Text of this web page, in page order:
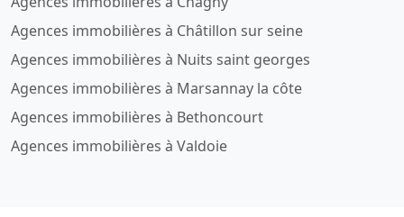
Agences immobilières à Châtillon sur seine
Agences immobilières à Nuits saint georges
Agences immobilières à Marsannay la côte
Agences immobilières à Bethoncourt
Agences immobilières à Valdoie